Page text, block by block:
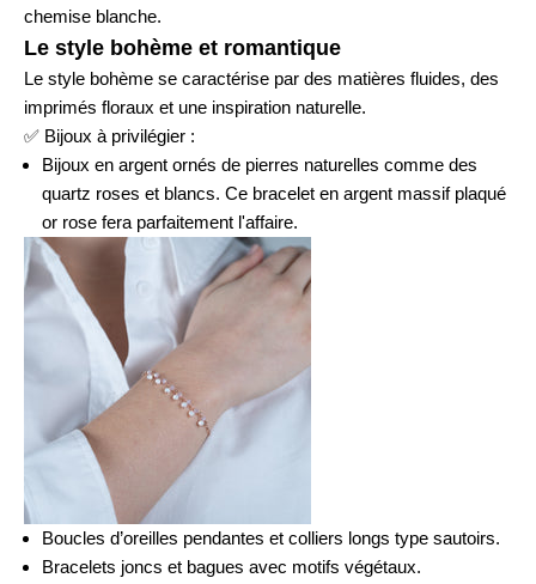
chemise blanche.
Le style bohème et romantique
Le style bohème se caractérise par des matières fluides, des
imprimés floraux et une inspiration naturelle.
✅ Bijoux à privilégier :
Bijoux en argent ornés de pierres naturelles comme des
quartz roses et blancs. Ce bracelet en argent massif plaqué
or rose fera parfaitement l'affaire.
Boucles d’oreilles pendantes et colliers longs type sautoirs.
Bracelets joncs et bagues avec motifs végétaux.